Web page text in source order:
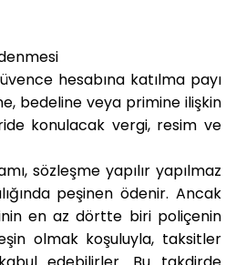
hesabına katılma payı
bedeline veya primine ilişkin
konulacak vergi, resim ve
sözleşme yapılır yapılmaz
peşinen ödenir. Ancak
en az dörtte biri poliçenin
olmak koşuluyla, taksitler